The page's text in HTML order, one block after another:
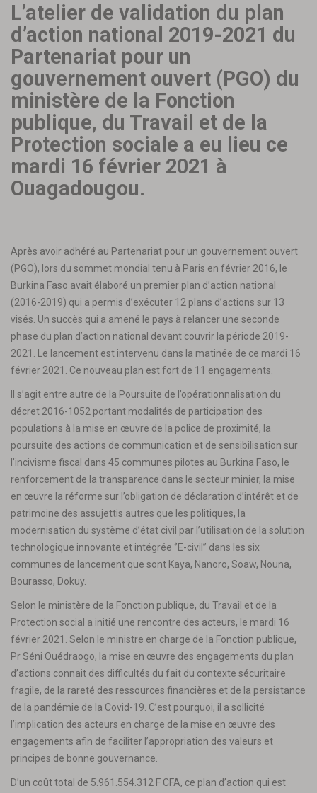
L’atelier de validation du plan
d’action national 2019-2021 du
Partenariat pour un
gouvernement ouvert (PGO) du
ministère de la Fonction
publique, du Travail et de la
Protection sociale a eu lieu ce
mardi 16 février 2021 à
Ouagadougou.
Après avoir adhéré au Partenariat pour un gouvernement ouvert
(PGO), lors du sommet mondial tenu à Paris en février 2016, le
Burkina Faso avait élaboré un premier plan d’action national
(2016-2019) qui a permis d’exécuter 12 plans d’actions sur 13
visés. Un succès qui a amené le pays à relancer une seconde
phase du plan d’action national devant couvrir la période 2019-
2021. Le lancement est intervenu dans la matinée de ce mardi 16
février 2021. Ce nouveau plan est fort de 11 engagements.
Il s’agit entre autre de la Poursuite de l’opérationnalisation du
décret 2016-1052 portant modalités de participation des
populations à la mise en œuvre de la police de proximité, la
poursuite des actions de communication et de sensibilisation sur
l’incivisme fiscal dans 45 communes pilotes au Burkina Faso, le
renforcement de la transparence dans le secteur minier, la mise
en œuvre la réforme sur l’obligation de déclaration d’intérêt et de
patrimoine des assujettis autres que les politiques, la
modernisation du système d’état civil par l’utilisation de la solution
technologique innovante et intégrée ‘’E-civil’’ dans les six
communes de lancement que sont Kaya, Nanoro, Soaw, Nouna,
Bourasso, Dokuy.
Selon le ministère de la Fonction publique, du Travail et de la
Protection social a initié une rencontre des acteurs, le mardi 16
février 2021. Selon le ministre en charge de la Fonction publique,
Pr Séni Ouédraogo, la mise en œuvre des engagements du plan
d’actions connait des difficultés du fait du contexte sécuritaire
fragile, de la rareté des ressources financières et de la persistance
de la pandémie de la Covid-19. C’est pourquoi, il a sollicité
l’implication des acteurs en charge de la mise en œuvre des
engagements afin de faciliter l’appropriation des valeurs et
principes de bonne gouvernance.
D’un coût total de 5.961.554.312 F CFA, ce plan d’action qui est